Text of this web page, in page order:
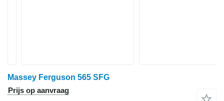
Massey Ferguson 565 SFG
Prijs op aanvraag